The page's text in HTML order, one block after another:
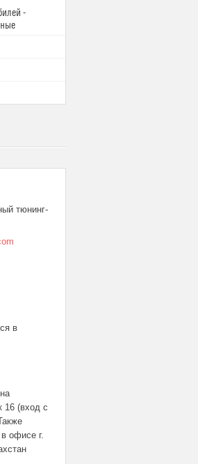
-
тюнинг-
в
16 (вход с
офисе г.